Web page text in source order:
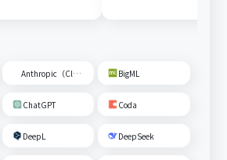
Anthropic（Claude） BigML
ChatGPT Coda
DeepL DeepSeek